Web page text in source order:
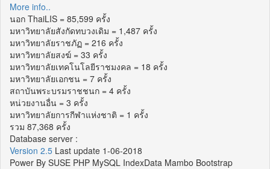
More info..
นอก ThaiLIS = 85,599 ครั้ง
มหาวิทยาลัยสังกัดทบวงเดิม = 1,487 ครั้ง
มหาวิทยาลัยราชภัฏ = 216 ครั้ง
มหาวิทยาลัยสงฆ์ = 33 ครั้ง
มหาวิทยาลัยเทคโนโลยีราชมงคล = 18 ครั้ง
มหาวิทยาลัยเอกชน = 7 ครั้ง
สถาบันพระบรมราชชนก = 4 ครั้ง
หน่วยงานอื่น = 3 ครั้ง
มหาวิทยาลัยการกีฬาแห่งชาติ = 1 ครั้ง
รวม 87,368 ครั้ง
Database server :
Version 2.5 Last update 1-06-2018
Power By SUSE PHP MySQL IndexData Mambo Bootstrap